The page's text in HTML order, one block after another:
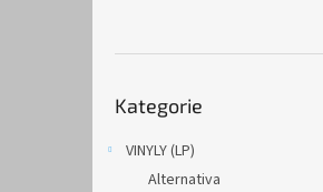
kategorie
Kategorie
VINYLY (LP)
Alternativa